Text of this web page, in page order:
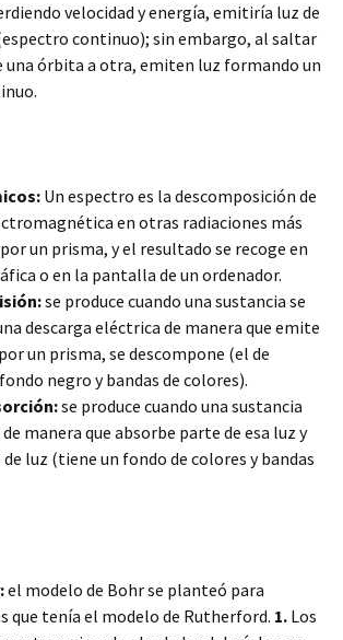
velocidad y energía, emitiría luz de
continuo); sin embargo, al saltar
una órbita a otra, emiten luz formando un
Un espectro es la descomposición de
en otras radiaciones más
un prisma, y el resultado se recoge en
o en la pantalla de un ordenador.
se produce cuando una sustancia se
descarga eléctrica de manera que emite
un prisma, se descompone (el de
negro y bandas de colores).
se produce cuando una sustancia
manera que absorbe parte de esa luz y
luz (tiene un fondo de colores y bandas
el modelo de Bohr se planteó para
que tenía el modelo de Rutherford. 1. Los